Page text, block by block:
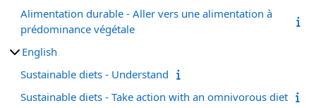
Alimentation durable - Aller vers une alimentation à
prédominance végétale
English
Sustainable diets - Understand
Sustainable diets - Take action with an omnivorous diet